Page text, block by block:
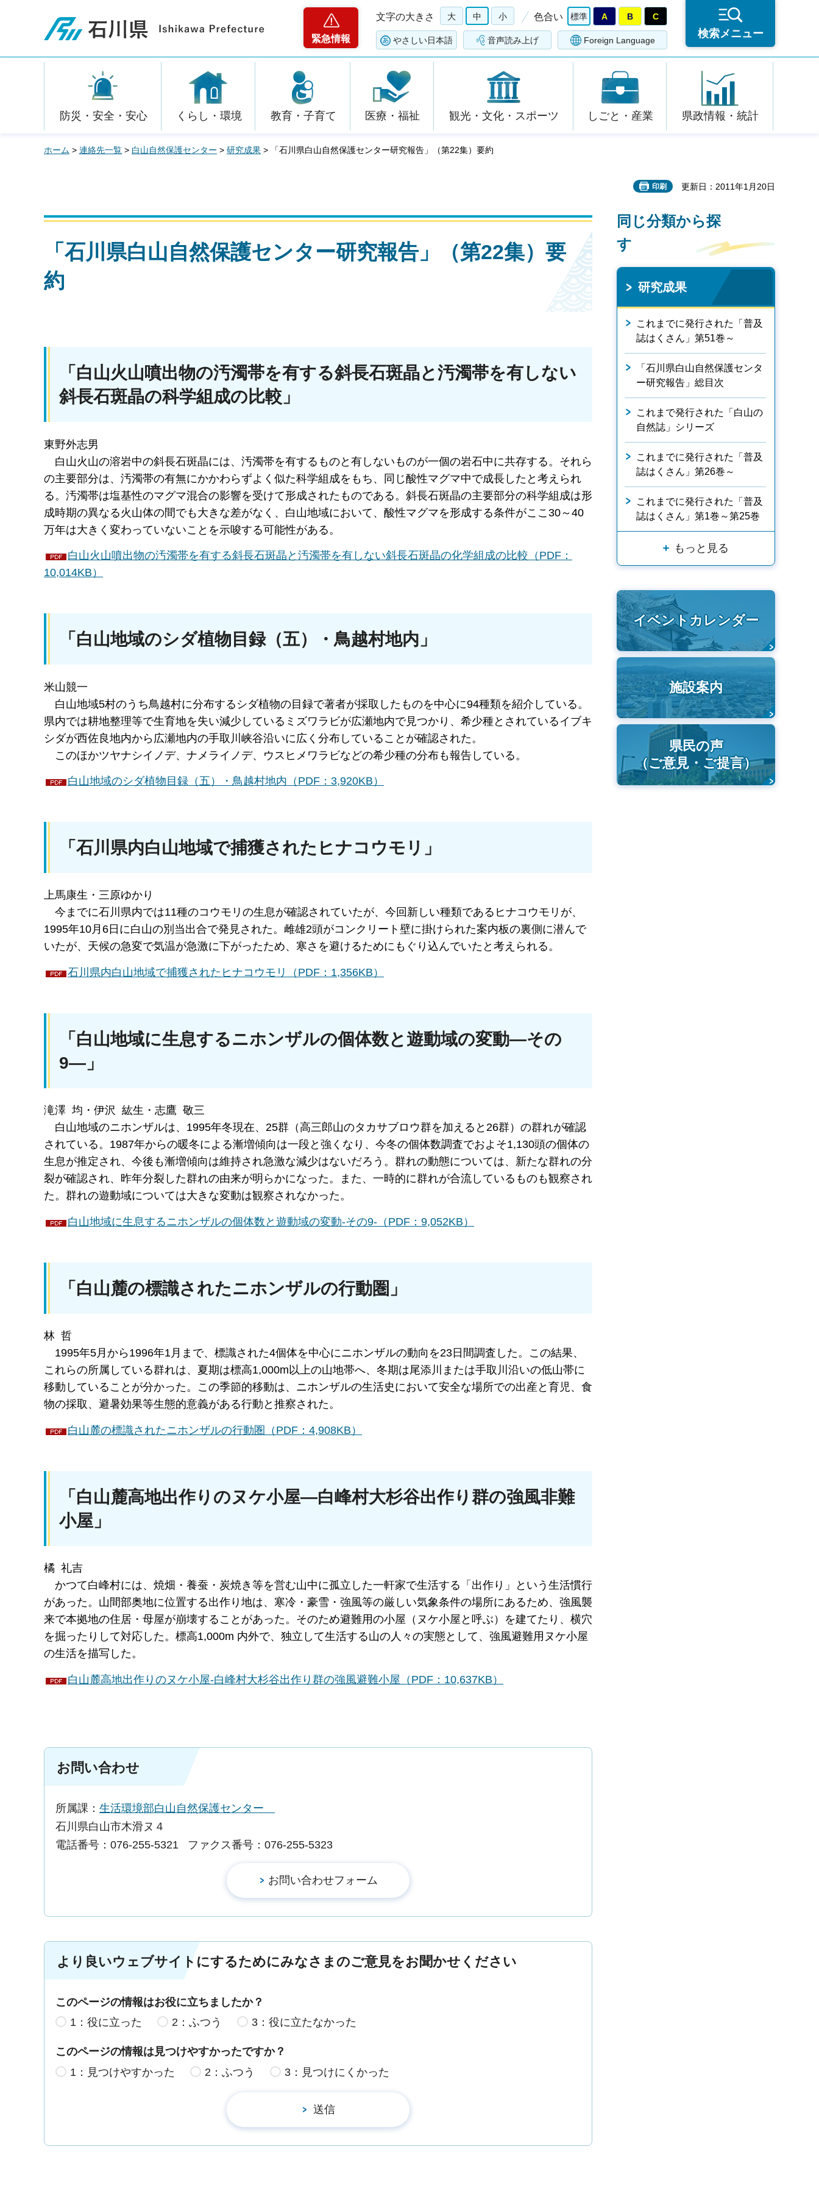
石川県
緊急情報
文字の大きさ 大 中 小 色合い 標準 A B C
やさしい日本語 音声読み上げ Foreign Language
検索メニュー
防災・安全・安心 くらし・環境 教育・子育て 医療・福祉 観光・文化・スポーツ しごと・産業 県政情報・統計
ホーム > 連絡先一覧 > 白山自然保護センター > 研究成果 > 「石川県白山自然保護センター研究報告」（第22集）要約
印刷 更新日：2011年1月20日
「石川県白山自然保護センター研究報告」（第22集）要
約
「白山火山噴出物の汚濁帯を有する斜長石斑晶と汚濁帯を有しない
斜長石斑晶の科学組成の比較」
東野外志男
白山 火山の溶岩中の斜長石斑晶には、汚濁帯を有するものと有しないものが一個の岩石中に共存する。それら
の主要部分は、汚濁帯の有無にかかわらずよく似た科学組成をもち、同じ酸性マグマ中で成長したと考えられ
る。汚濁帯は塩基性のマグマ混合の影響を受けて形成されたものである。斜長石斑晶の主要部分の科学組成は形
成時期の異なる火山体の間でも大きな差がなく、白山地域において、酸性マグマを形成する条件がここ30～40
万年は大きく変わっていないことを示唆する可能性がある。
白山火山噴出物の汚濁帯を有する斜長石斑晶と汚濁帯を有しない斜長石斑晶の化学組成の比較（PDF：
10,014KB）
「白山地域のシダ植物目録（五）・鳥越村地内」
米山競一
白山地域5村のうち鳥越村に分布するシダ植物の目録で著者が採取したものを中心に94種類を紹介している。
県内では耕地整理等で生育地を失い減少しているミズワラビが広瀬地内で見つかり、希少種とされているイブキ
シダが西佐良地内から広瀬地内の手取川峡谷沿いに広く分布していることが確認された。
このほかツヤナシイノデ、ナメライノデ、ウスヒメワラビなどの希少種の分布も報告している。
白山地域のシダ植物目録（五）・鳥越村地内（PDF：3,920KB）
「石川県内白山地域で捕獲されたヒナコウモリ」
上馬康生・三原ゆかり
今までに石川県内では11種のコウモリの生息が確認されていたが、今回新しい種類であるヒナコウモリが、
1995年10月6日に白山の別当出合で発見された。雌雄2頭がコンクリート壁に掛けられた案内板の裏側に潜んで
いたが、天候の急変で気温が急激に下がったため、寒さを避けるためにもぐり込んでいたと考えられる。
石川県内白山地域で捕獲されたヒナコウモリ（PDF：1,356KB）
「白山地域に生息するニホンザルの個体数と遊動域の変動―その
9―」
滝澤 均・伊沢 紘生・志鷹 敬三
白山地域のニホンザルは、1995年冬現在、25群（高三郎山のタカサブロウ群を加えると26群）の群れが確認
されている。1987年からの暖冬による漸増傾向は一段と強くなり、今冬の個体数調査でおよそ1,130頭の個体の
生息が推定され、今後も漸増傾向は維持され急激な減少はないだろう。群れの動態については、新たな群れの分
裂が確認され、昨年分裂した群れの由来が明らかになった。また、一時的に群れが合流しているものも観察され
た。群れの遊動域については大きな変動は観察されなかった。
白山地域に生息するニホンザルの個体数と遊動域の変動-その9-（PDF：9,052KB）
「白山麓の標識されたニホンザルの行動圏」
林 哲
1995年5月から1996年1月まで、標識された4個体を中心にニホンザルの動向を23日間調査した。この結果、
これらの所属している群れは、夏期は標高1,000m以上の山地帯へ、冬期は尾添川または手取川沿いの低山帯に
移動していることが分かった。この季節的移動は、ニホンザルの生活史において安全な場所での出産と育児、食
物の採取、避暑効果等生態的意義がある行動と推察された。
白山麓の標識されたニホンザルの行動圏（PDF：4,908KB）
「白山麓高地出作りのヌケ小屋―白峰村大杉谷出作り群の強風非難
小屋」
橘 礼吉
かつて白峰村には、焼畑・養蚕・炭焼き等を営む山中に孤立した一軒家で生活する「出作り」という生活慣行
があった。山間部奥地に位置する出作り地は、寒冷・豪雪・強風等の厳しい気象条件の場所にあるため、強風襲
来で本拠地の住居・母屋が崩壊することがあった。そのため避難用の小屋（ヌケ小屋と呼ぶ）を建てたり、横穴
を掘ったりして対応した。標高1,000m 内外で、独立して生活する山の人々の実態として、強風避難用ヌケ小屋
の生活を描写した。
白山麓高地出作りのヌケ小屋-白峰村大杉谷出作り群の強風避難小屋（PDF：10,637KB）
お問い合わせ
所属課： 生活環境部白山自然保護センター
石川県白山市木滑ヌ４
電話番号：076-255-5321
ファクス番号：076-255-5323
より良いウェブサイトにするためにみなさまのご意見をお聞かせください
このページの情報はお役に立ちましたか？
1：役に立った
2：ふつう 3：役に立たなかった
このページの情報は見つけやすかったですか？
1：見つけやすかった
2：ふつう 3：見つけにくかった
同じ分類から探
す
研究成果
これまでに発行された「普及
誌はくさん」第51巻～
「石川県白山自然保護センタ
ー研究報告」総目次
これまで発行された「白山の
自然誌」シリーズ
これまでに発行された「普及
誌はくさん」第26巻～
これまでに発行された「普及
誌はくさん」第1巻～第25巻
もっと見る
イベントカレンダー
施設案内
県民の声
（ご意見・ご提言）